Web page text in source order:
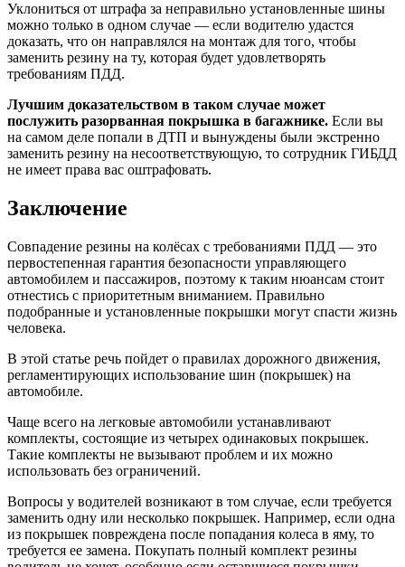
Уклониться от штрафа за неправильно установленные шины
можно только в одном случае — если водителю удастся
доказать, что он направлялся на монтаж для того, чтобы
заменить резину на ту, которая будет удовлетворять
требованиям ПДД.
Лучшим доказательством в таком случае может
послужить разорванная покрышка в багажнике. Если вы
на самом деле попали в ДТП и вынуждены были экстренно
заменить резину на несоответствующую, то сотрудник ГИБДД
не имеет права вас оштрафовать.
Заключение
Совпадение резины на колёсах с требованиями ПДД — это
первостепенная гарантия безопасности управляющего
автомобилем и пассажиров, поэтому к таким нюансам стоит
отнестись с приоритетным вниманием. Правильно
подобранные и установленные покрышки могут спасти жизнь
человека.
В этой статье речь пойдет о правилах дорожного движения,
регламентирующих использование шин (покрышек) на
автомобиле.
Чаще всего на легковые автомобили устанавливают
комплекты, состоящие из четырех одинаковых покрышек.
Такие комплекты не вызывают проблем и их можно
использовать без ограничений.
Вопросы у водителей возникают в том случае, если требуется
заменить одну или несколько покрышек. Например, если одна
из покрышек повреждена после попадания колеса в яму, то
требуется ее замена. Покупать полный комплект резины